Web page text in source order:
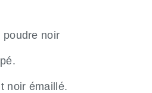
poudre noir
noir émaillé.